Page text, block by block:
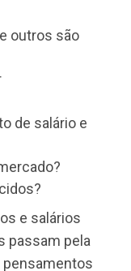
alguns
entre as
outros menos?
e outros são
ter
de salário e